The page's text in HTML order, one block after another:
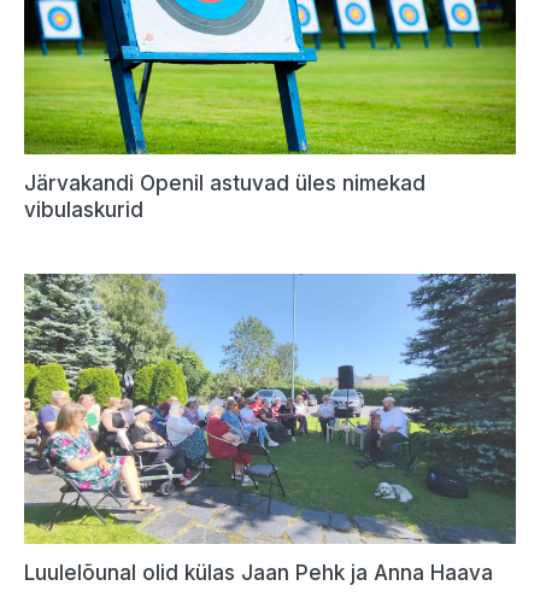
Järvakandi Openil astuvad üles nimekad
vibulaskurid
Luulelõunal olid külas Jaan Pehk ja Anna Haava